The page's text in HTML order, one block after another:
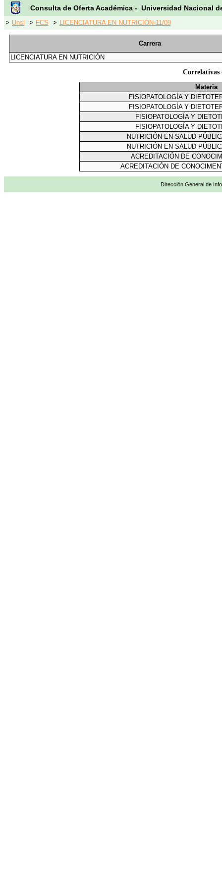
Consulta de Oferta Académica - Universidad Nacional
> Unsl > FCS > LICENCIATURA EN NUTRICIÓN-11/09
Carrera
LICENCIATURA EN NUTRICIÓN
Correlativas
Materia
FISIOPATOLOGÍA Y
FISIOPATOLOGÍA Y
FISIOPATOLOGÍA Y
FISIOPATOLOGÍA Y
NUTRICIÓN EN SALUD
NUTRICIÓN EN SALUD
ACREDITACIÓN DE
ACREDITACIÓN DE
Dirección General de